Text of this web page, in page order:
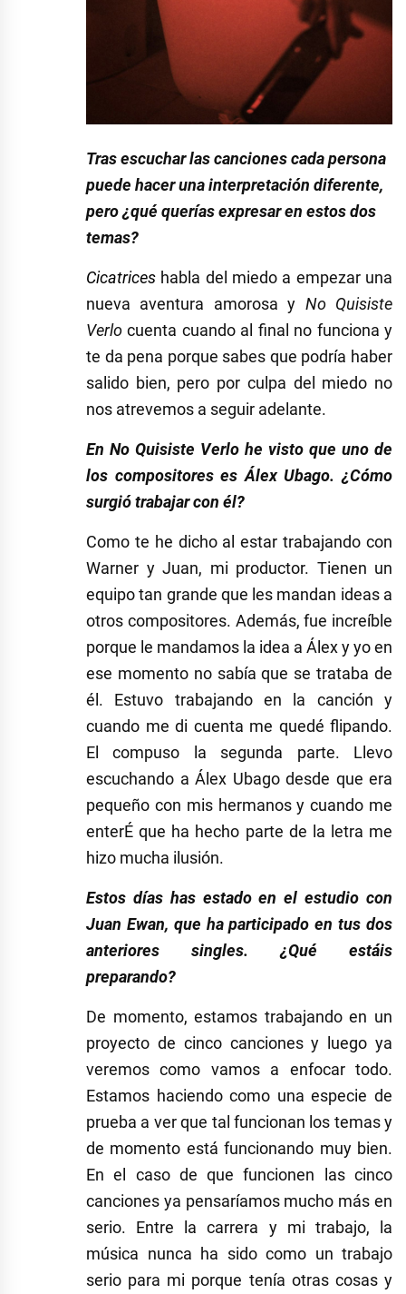
Tras escuchar las canciones cada persona
puede hacer una interpretación diferente,
pero ¿qué querías expresar en estos dos
temas?
Cicatrices habla del miedo a empezar una
nueva aventura amorosa y No Quisiste
Verlo cuenta cuando al final no funciona y
te da pena porque sabes que podría haber
salido bien, pero por culpa del miedo no
nos atrevemos a seguir adelante.
En No Quisiste Verlo he visto que uno de
los compositores es Álex Ubago. ¿Cómo
surgió trabajar con él?
Como te he dicho al estar trabajando con
Warner y Juan, mi productor. Tienen un
equipo tan grande que les mandan ideas a
otros compositores. Además, fue increíble
porque le mandamos la idea a Álex y yo en
ese momento no sabía que se trataba de
él. Estuvo trabajando en la canción y
cuando me di cuenta me quedé flipando.
El compuso la segunda parte. Llevo
escuchando a Álex Ubago desde que era
pequeño con mis hermanos y cuando me
enterÉ que ha hecho parte de la letra me
hizo mucha ilusión.
Estos días has estado en el estudio con
Juan Ewan, que ha participado en tus dos
anteriores singles. ¿Qué estáis
preparando?
De momento, estamos trabajando en un
proyecto de cinco canciones y luego ya
veremos como vamos a enfocar todo.
Estamos haciendo como una especie de
prueba a ver que tal funcionan los temas y
de momento está funcionando muy bien.
En el caso de que funcionen las cinco
canciones ya pensaríamos mucho más en
serio. Entre la carrera y mi trabajo, la
música nunca ha sido como un trabajo
serio para mi porque tenía otras cosas y